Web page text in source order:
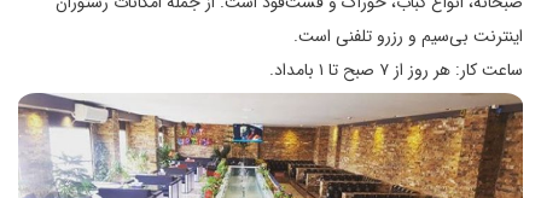
اینترنت بی‌سیم و رزرو تلفنی است.
ساعت کار: هر روز از ۷ صبح تا ۱ بامداد.